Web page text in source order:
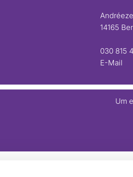
14165
030 815
E-Mail
Um